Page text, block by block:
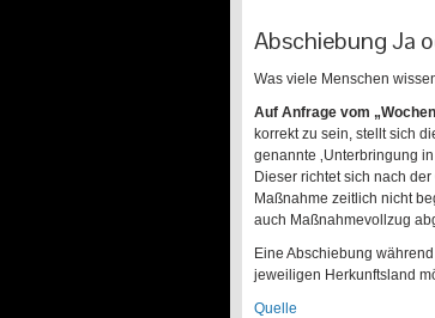
Abschiebung Ja
Was viele Menschen
Auf Anfrage vom
korrekt zu sein, stellt sich
genannte ‚Unterbringung
Dieser richtet sich nach
Maßnahme zeitlich nicht
auch Maßnahmevollzug
Eine Abschiebung
jeweiligen Herkunftsland
Quelle